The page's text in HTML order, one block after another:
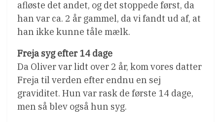
afløste det andet, og det stoppede først, da
han var ca. 2 år gammel, da vi fandt ud af, at
han ikke kunne tåle mælk.
Freja syg efter 14 dage
Da Oliver var lidt over 2 år, kom vores datter
Freja til verden efter endnu en sej
graviditet. Hun var rask de første 14 dage,
men så blev også hun syg.